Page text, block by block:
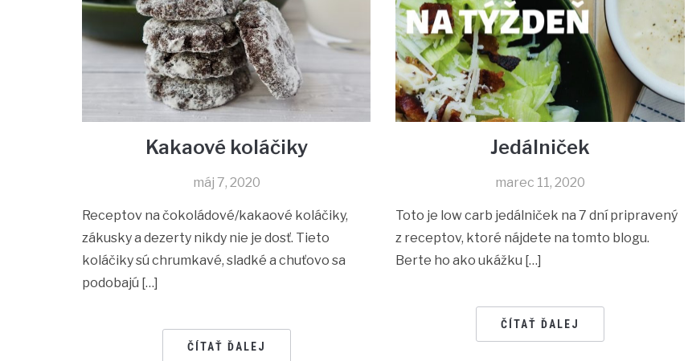
Kakaové koláčiky
máj 7, 2020
Receptov na čokoládové/kakaové koláčiky,
zákusky a dezerty nikdy nie je dosť. Tieto
koláčiky sú chrumkavé, sladké a chuťovo sa
podobajú […]
ČÍTAŤ ĎALEJ
Jedálniček
marec 11, 2020
Toto je low carb jedálniček na 7 dní pripravený
z receptov, ktoré nájdete na tomto blogu.
Berte ho ako ukážku […]
ČÍTAŤ ĎALEJ